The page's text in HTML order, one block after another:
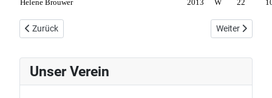
Unser Verein
Helene Brouwer 2013 W 22
Vorheriger Beitrag: DMS 2024 - TuS-Mädels stark dabei
Zurück Nächster
Weiter